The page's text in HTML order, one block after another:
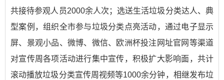
共接待参观人员2000余人次；选送生活垃圾分类达人、典
型案例，组织全市参与垃圾分类点亮活动，通过电子显示
屏、景观小品、微博、微信、欧洲杯投注网址官网等渠道
对宣传周各项活动进行集中宣传，积极扩大影响面，共计
滚动播放垃圾分类宣传周视频等1000余分钟，相继发布垃